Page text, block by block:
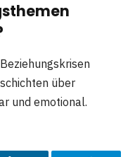
über
und emotional.